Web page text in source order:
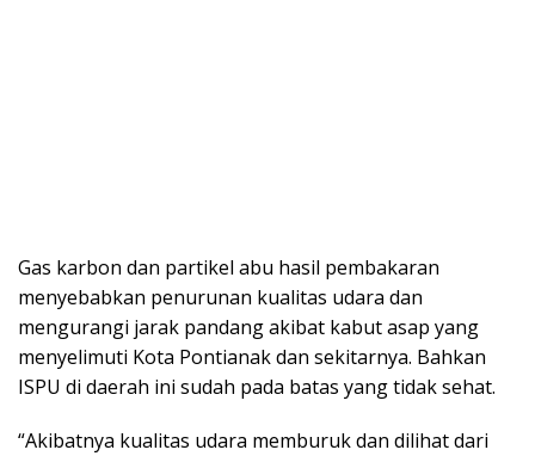
Gas karbon dan partikel abu hasil pembakaran
menyebabkan penurunan kualitas udara dan
mengurangi jarak pandang akibat kabut asap yang
menyelimuti Kota Pontianak dan sekitarnya. Bahkan
ISPU di daerah ini sudah pada batas yang tidak sehat.
“Akibatnya kualitas udara memburuk dan dilihat dari